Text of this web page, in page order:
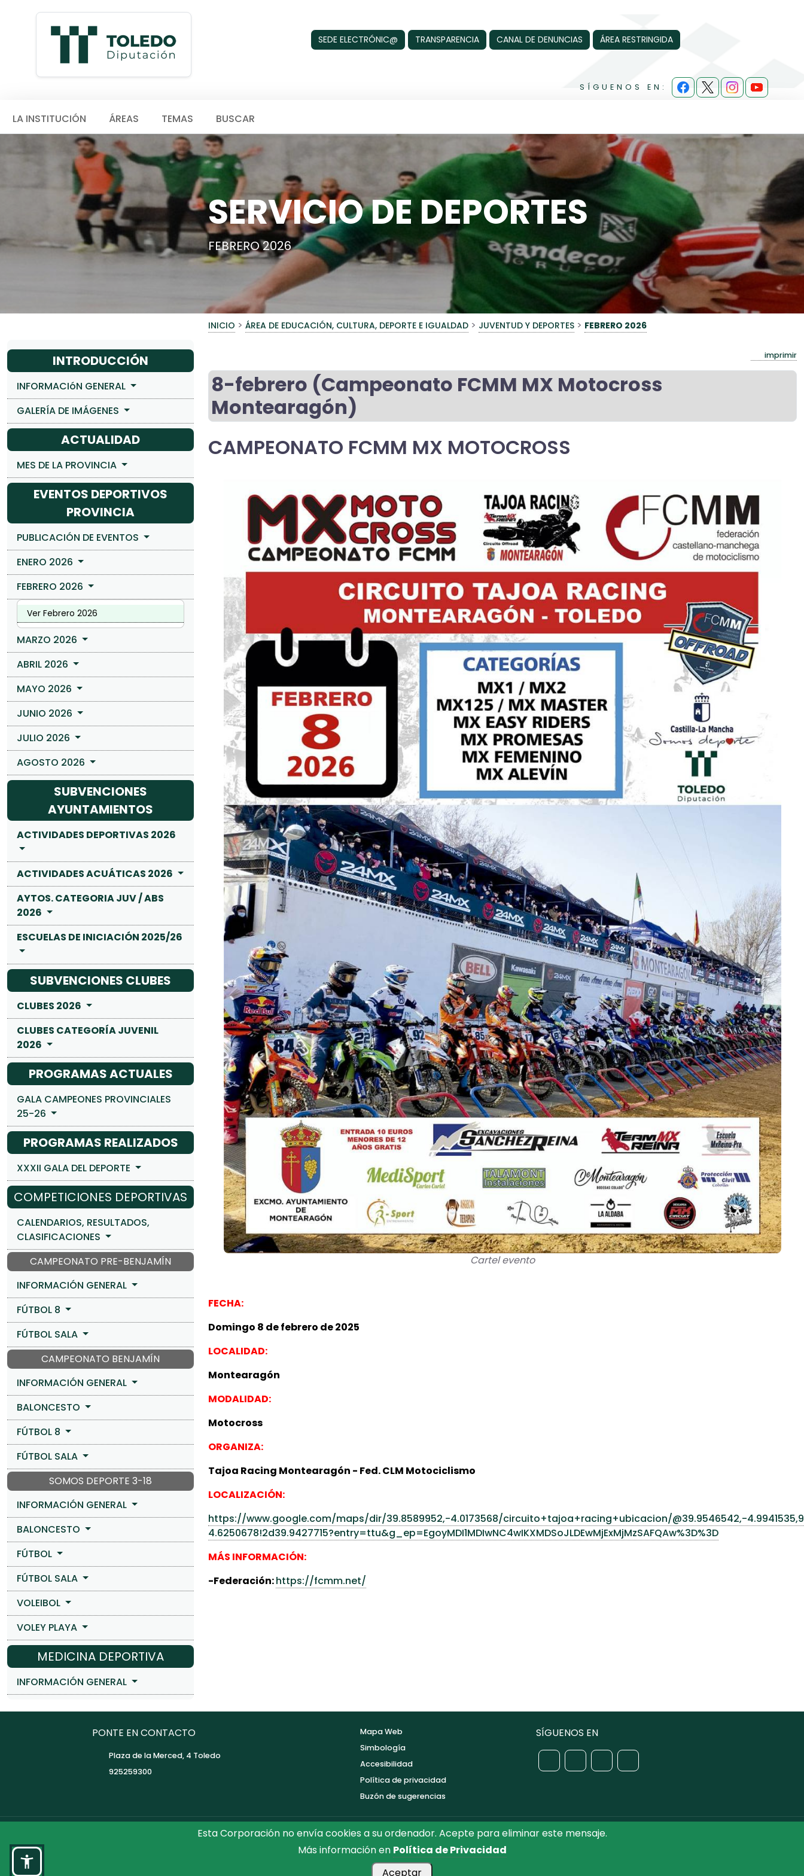
SEDE ELECTRÓNIC@ TRANSPARENCIA CANAL DE DENUNCIAS ÁREA RESTRINGIDA
SÍGUENOS EN:
LA INSTITUCIÓN ÁREAS TEMAS BUSCAR
Esta Corporación no envía cookies a su ordenador. Acepte para eliminar este mensaje.
Más información en Política de Privacidad
Aceptar
SERVICIO DE DEPORTES
FEBRERO 2026
INICIO > ÁREA DE EDUCACIÓN, CULTURA, DEPORTE E IGUALDAD > JUVENTUD Y DEPORTES > FEBRERO 2026
INTRODUCCIÓN
INFORMACIóN GENERAL
GALERÍA DE IMÁGENES
ACTUALIDAD
MES DE LA PROVINCIA
EVENTOS DEPORTIVOS
PROVINCIA
PUBLICACIÓN DE EVENTOS
ENERO 2026
FEBRERO 2026
Ver Febrero 2026
MARZO 2026
ABRIL 2026
MAYO 2026
JUNIO 2026
JULIO 2026
AGOSTO 2026
SUBVENCIONES
AYUNTAMIENTOS
ACTIVIDADES DEPORTIVAS 2026
ACTIVIDADES ACUÁTICAS 2026
AYTOS. CATEGORIA JUV / ABS
2026
ESCUELAS DE INICIACIÓN 2025/26
SUBVENCIONES CLUBES
CLUBES 2026
CLUBES CATEGORÍA JUVENIL
2026
PROGRAMAS ACTUALES
GALA CAMPEONES PROVINCIALES
25-26
PROGRAMAS REALIZADOS
XXXII GALA DEL DEPORTE
COMPETICIONES DEPORTIVAS
CALENDARIOS, RESULTADOS,
CLASIFICACIONES
CAMPEONATO PRE-BENJAMÍN
INFORMACIÓN GENERAL
FÚTBOL 8
FÚTBOL SALA
CAMPEONATO BENJAMÍN
INFORMACIÓN GENERAL
BALONCESTO
FÚTBOL 8
FÚTBOL SALA
SOMOS DEPORTE 3-18
INFORMACIÓN GENERAL
BALONCESTO
FÚTBOL
FÚTBOL SALA
VOLEIBOL
VOLEY PLAYA
MEDICINA DEPORTIVA
INFORMACIÓN GENERAL
imprimir
8-febrero (Campeonato FCMM MX Motocross
Montearagón)
CAMPEONATO FCMM MX MOTOCROSS
Cartel evento
FECHA:
Domingo 8 de febrero de 2025
LOCALIDAD:
Montearagón
MODALIDAD:
Motocross
ORGANIZA:
Tajoa Racing Montearagón - Fed. CLM Motociclismo
LOCALIZACIÓN:
https://www.google.com/maps/dir/39.8589952,-4.0173568/circuito+tajoa+racing+ubicacion/@39.9546542,-
4.6250678!2d39.9427715?entry=ttu&g_ep=EgoyMDI1MDIwNC4wIKXMDSoJLDEwMjExMjMzSAFQAw%3D%3D
MÁS INFORMACIÓN:
-Federación:https://fcmm.net/
PONTE EN CONTACTO
Plaza de la Merced, 4 Toledo
925259300
Mapa Web
Simbología
Accesibilidad
Política de privacidad
Buzón de sugerencias
SÍGUENOS EN
©2026 Diputación de Toledo. Reservados todos los Derechos. Diseñado por Diputación de Toledo